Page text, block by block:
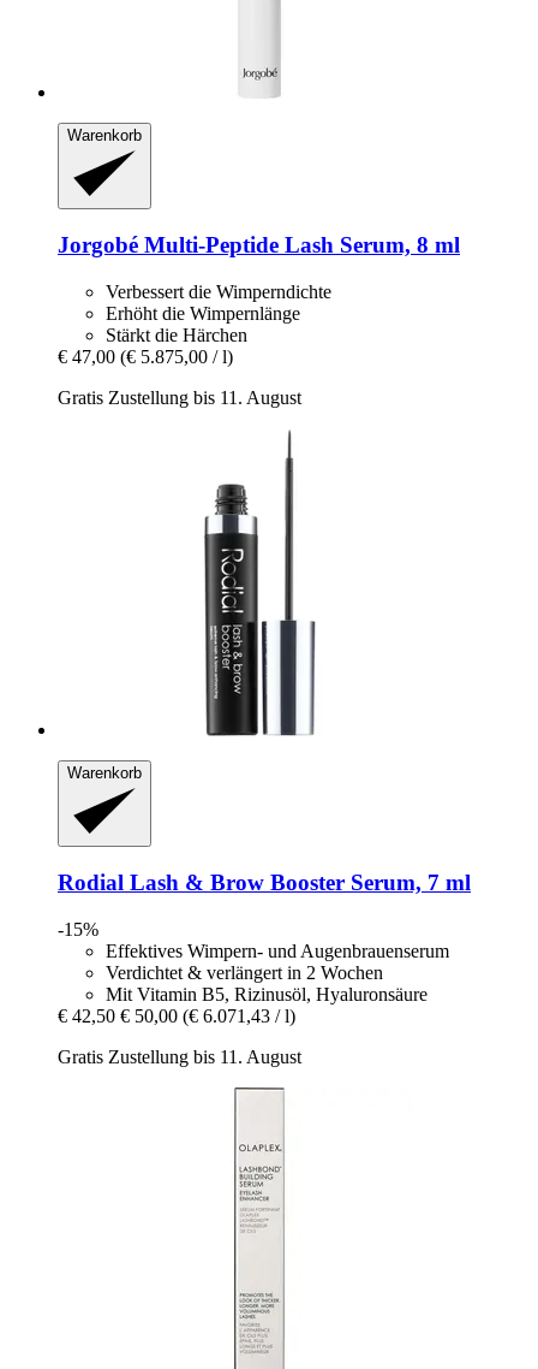
Warenkorb
Jorgobé Multi-​Peptide Lash Serum, 8 ml
Verbessert die Wimperndichte
Erhöht die Wimpernlänge
Stärkt die Härchen
€ 47,00 (€ 5.875,00 / l)
Gratis Zustellung bis 11. August
Warenkorb
Rodial Lash & Brow Booster Serum, 7 ml
-15%
Effektives Wimpern- und Augenbrauenserum
Verdichtet & verlängert in 2 Wochen
Mit Vitamin B5, Rizinusöl, Hyaluronsäure
€ 42,50 € 50,00 (€ 6.071,43 / l)
Gratis Zustellung bis 11. August